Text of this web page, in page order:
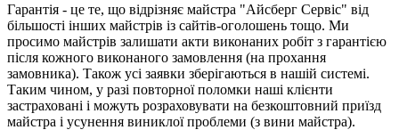
Гарантія - це те, що відрізняє майстра "Айсберг Сервіс" від
більшості інших майстрів із сайтів-оголошень тощо. Ми
просимо майстрів залишати акти виконаних робіт з гарантією
після кожного виконаного замовлення (на прохання
замовника). Також усі заявки зберігаються в нашій системі.
Таким чином, у разі повторної поломки наші клієнти
застраховані і можуть розраховувати на безкоштовний приїзд
майстра і усунення виниклої проблеми (з вини майстра).